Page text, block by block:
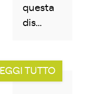
questa
dis...
TUTTO